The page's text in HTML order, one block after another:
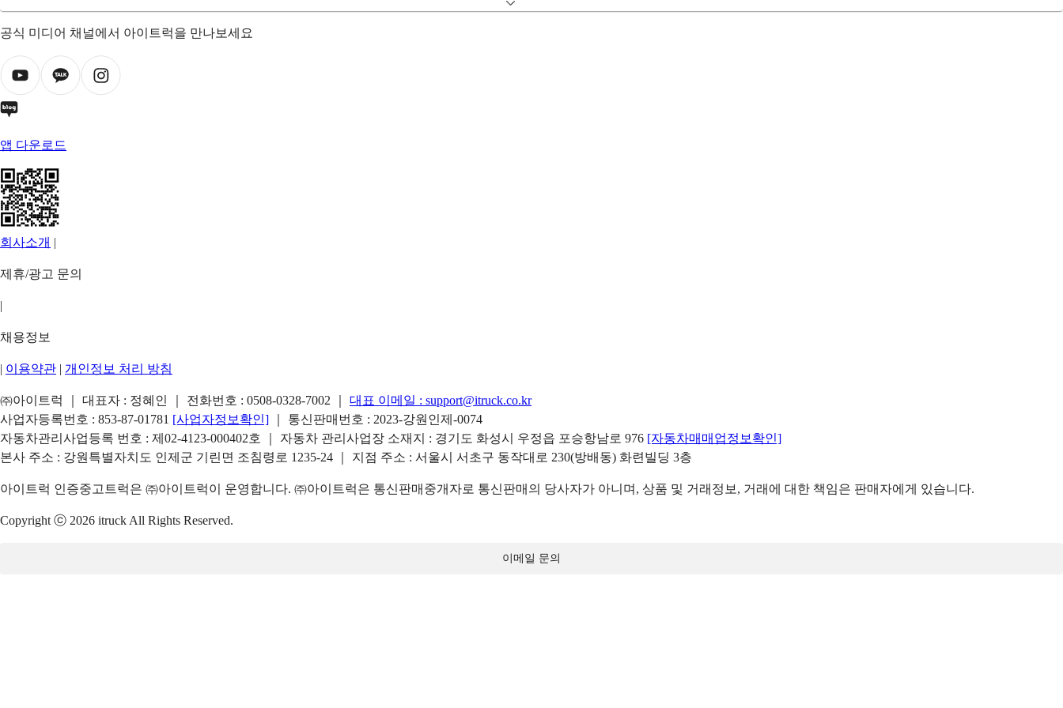
공식 미디어 채널에서 아이트럭을 만나보세요
앱 다운로드
회사소개 |
제휴/광고 문의
|
채용정보
| 이용약관 | 개인정보 처리 방침
㈜아이트럭 ｜ 대표자 : 정혜인 ｜ 전화번호 : 0508-0328-7002 대표 이메일 : support@itruck.co.kr
사업자등록번호 : 853-87-01781 [사업자정보확인]
｜ 통신판매번호 : 2023-강원인제-0074
자동차관리사업등록 번호 : 제02-4123-000402호 ｜ 자동차 관리사업장 소재지 : 경기도 화성시 우정읍 포승항남로 976 [자동차매매업정보확인]
본사 주소 : 강원특별자치도 인제군 기린면 조침령로 1235-24 ｜ 지점 주소 : 서울시 서초구 동작대로 230(방배동) 화련빌딩 3층
아이트럭 인증중고트럭은 ㈜아이트럭이 운영합니다. ㈜아이트럭은 통신판매중개자로 통신판매의 당사자가 아니며, 상품 및 거래정보, 거래에 대한 책임은 판매자에게 있습니다.
Copyright ⓒ 2026 itruck All Rights Reserved.
이메일 문의